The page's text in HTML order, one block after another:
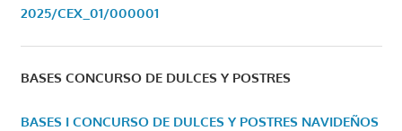
2025/CEX_01/000001
BASES CONCURSO DE DULCES Y POSTRES
BASES I CONCURSO DE DULCES Y POSTRES NAVIDEÑOS